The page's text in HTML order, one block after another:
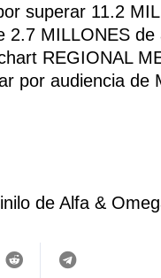
superar 11.2
MILLONES de
REGIONAL
por audiencia de
de Alfa &